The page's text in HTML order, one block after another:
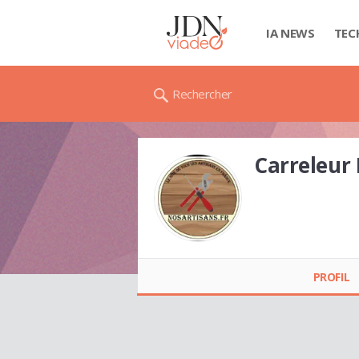
IA NEWS
Rechercher
Carreleur
PROFIL